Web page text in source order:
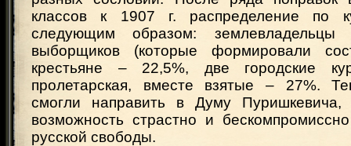
классов к 1907 г. распределение по
следующим образом: землевладельцы
выборщиков (которые формировали
крестьяне – 22,5%, две городские
пролетарская, вместе взятые – 27%.
смогли направить в Думу Пуришкевича,
возможность страстно и
русской свободы.